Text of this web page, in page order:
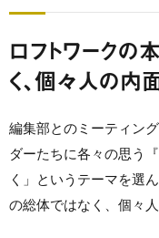
ロフトワークの
く、個々人の内
編集部とのミーティン
ダーたちに各々の思う
く」というテーマを選
の総体ではなく、個々